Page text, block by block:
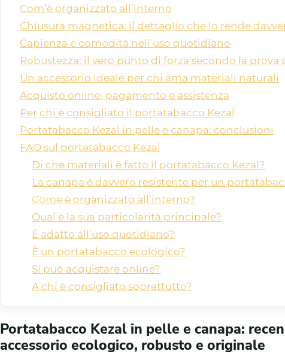
Com’è organizzato all’interno
Chiusura magnetica: il dettaglio che lo rende
Capienza e comodità nell’uso quotidiano
Robustezza: il vero punto di forza secondo la prova
Un accessorio ideale per chi ama materiali naturali
Acquisto online, pagamento e assistenza
Per chi è consigliato il portatabacco Kezal
Portatabacco Kezal in pelle e canapa: conclusioni
FAQ sul portatabacco Kezal
Di che materiali è fatto il portatabacco Kezal?
La canapa è davvero resistente per un
Come è organizzato all’interno?
Qual è la sua particolarità principale?
È adatto all’uso quotidiano?
È un portatabacco ecologico?
Si può acquistare online?
A chi è consigliato soprattutto?
Portatabacco Kezal in pelle e canapa:
accessorio ecologico, robusto e originale